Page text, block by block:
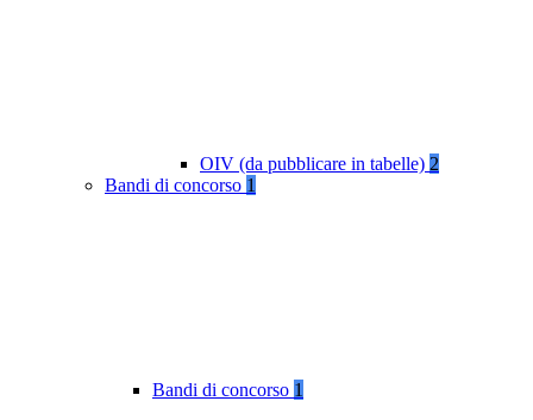
OIV (da pubblicare in tabelle) 2
Bandi di concorso 1
Bandi di concorso 1